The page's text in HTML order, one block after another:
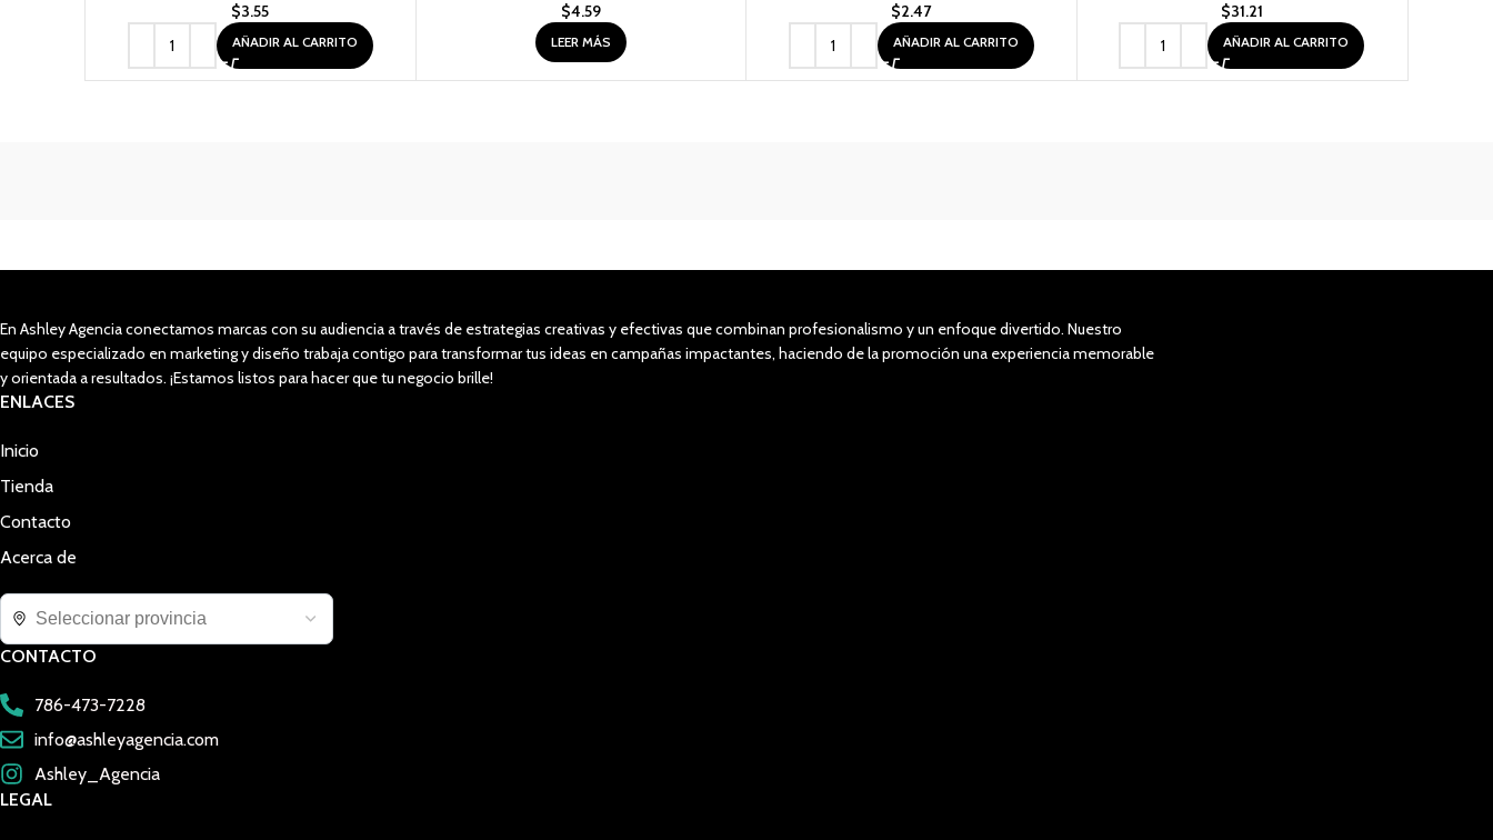
$3.55
AÑADIR AL CARRITO
$4.59
LEER MÁS
$2.47
AÑADIR AL CARRITO
$31.21
AÑADIR AL CARRITO
En Ashley Agencia conectamos marcas con su audiencia a través de estrategias creativas y efectivas que combinan profesionalismo y un enfoque divertido. Nuestro
equipo especializado en marketing y diseño trabaja contigo para transformar tus ideas en campañas impactantes, haciendo de la promoción una experiencia memorable
y orientada a resultados. ¡Estamos listos para hacer que tu negocio brille!
ENLACES
Inicio
Tienda
Contacto
Acerca de
CONTACTO
786-473-7228
info@ashleyagencia.com
Ashley_Agencia
LEGAL